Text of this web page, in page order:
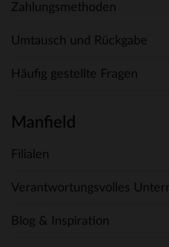
Zahlungsmethoden
Umtausch und Rückgabe
Häufig gestellte Fragen
Manfield
Filialen
Verantwortungsvolles
Blog & Inspiration